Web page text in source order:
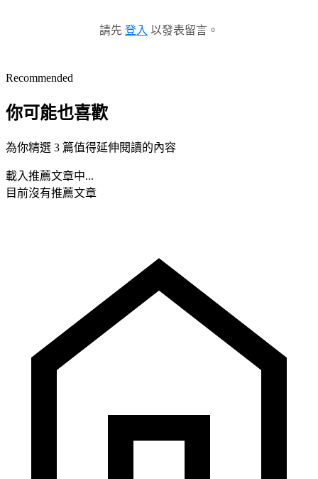
請先 登入 以發表留言。
Recommended
你可能也喜歡
為你精選 3 篇值得延伸閱讀的內容
載入推薦文章中...
目前沒有推薦文章